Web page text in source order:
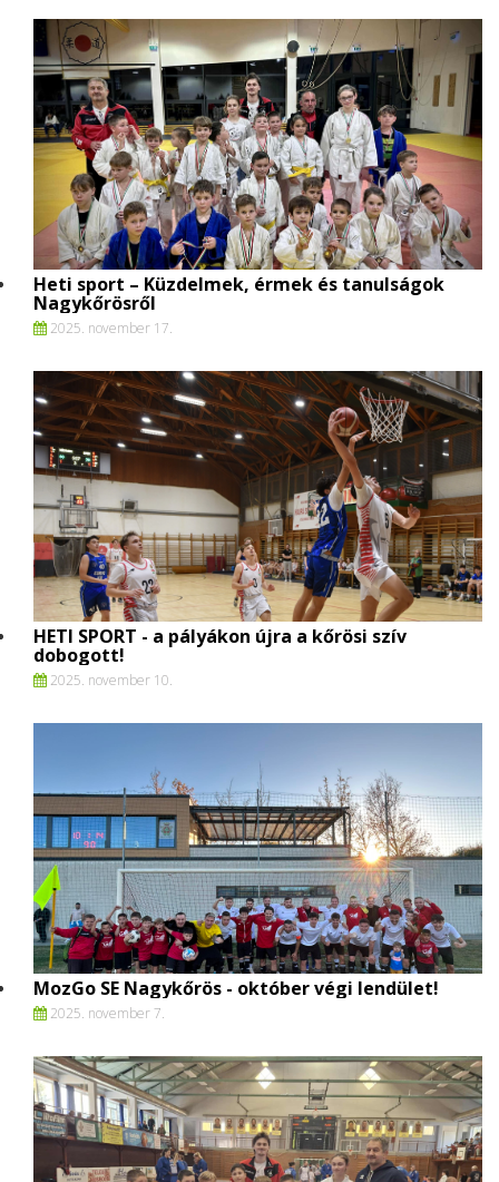
Heti sport – Küzdelmek, érmek és tanulságok
Nagykőrösről
2025. november 17.
HETI SPORT - a pályákon újra a kőrösi szív
dobogott!
2025. november 10.
MozGo SE Nagykőrös - október végi lendület!
2025. november 7.